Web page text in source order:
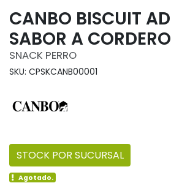
CANBO BISCUIT
SABOR A
SNACK PERRO
SKU: CPSKCANB00001
STOCK POR SUCURSAL
Agotado.